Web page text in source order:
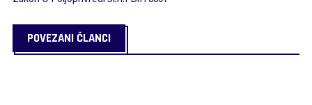
POVEZANI ČLANCI